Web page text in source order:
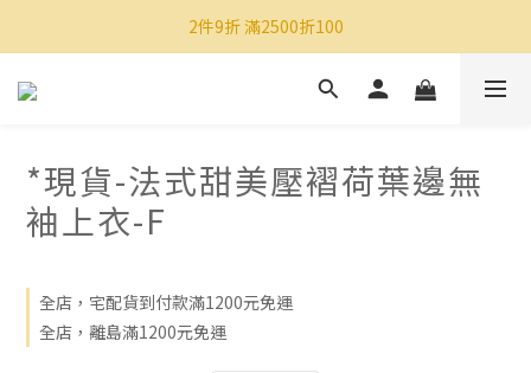
2件9折 滿2500折100
*現貨-法式甜美壓褶荷葉邊無
袖上衣-F
全店，宅配貨到付款滿1200元免運
全店，離島滿1200元免運